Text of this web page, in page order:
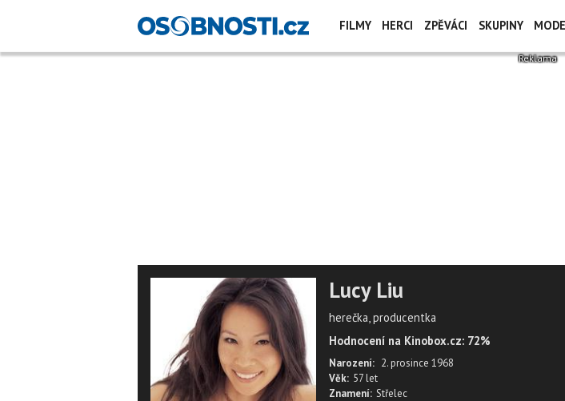
FILMY HERCI ZPĚVÁCI SKUPINY
Lucy Liu
herečka, producentka
Hodnocení na Kinobox.cz: 72%
Narození: 2. prosince 1968
Věk: 57 let
Znamení: Střelec